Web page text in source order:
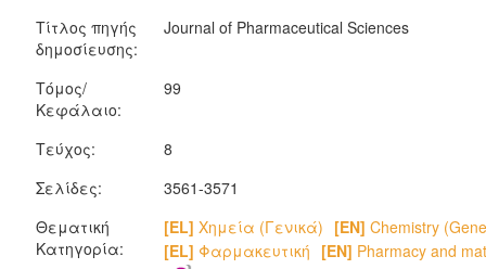
Τίτλος πηγής
δημοσίευσης:
Journal of Pharmaceutical Sciences
Τόμος/
Κεφάλαιο:
99
Τεύχος:
8
Σελίδες:
3561-3571
Θεματική
Κατηγορία:
[EL] Χημεία (Γενικά) [EN] Chemistry
[EL] Φαρμακευτική [EN] Pharmacy and